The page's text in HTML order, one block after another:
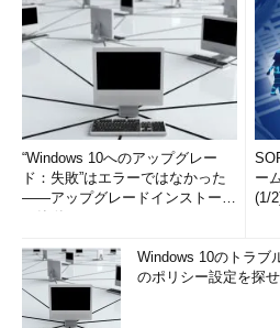
C:\>net use \\server01 /
カウントを指定
システム エラー 1219 が発生しまし
同じユーザーによる、サーバーま
ユーザー名での複数の接続は許可
共有リソースへの以前の接続をすべ
これは、あるサーバに対するセッシ
は実行できないということを表して
“Windows 10へのアップグレー
ド：失敗”はエラーではなかった
――アップグレードインストール
ー
(1/
Windows 10のトラブ
のポリシー設定を探